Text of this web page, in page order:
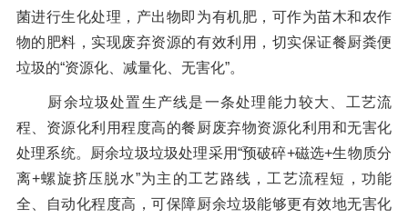
菌进行生化处理，产出物即为有机肥，可作为苗木和农作
物的肥料，实现废弃资源的有效利用，切实保证餐厨粪便
垃圾的“资源化、减量化、无害化”。
厨余垃圾处置生产线是一条处理能力较大、工艺流
程、资源化利用程度高的餐厨废弃物资源化利用和无害化
处理系统。厨余垃圾垃圾处理采用“预破碎+磁选+生物质分
离+螺旋挤压脱水”为主的工艺路线，工艺流程短，功能
全、自动化程度高，可保障厨余垃圾能够更有效地无害化